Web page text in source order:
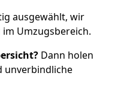
ausgewählt, wir
im Umzugsbereich.
Dann holen
unverbindliche